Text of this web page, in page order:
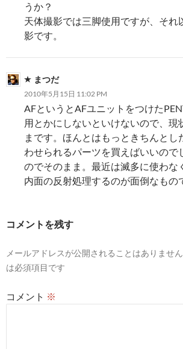
うか？
天体撮影では三脚使用ですが、それ
影です。
まつだ
2010年5月15日 11:02 PM
AFというとAFユニットをつけた
用とかにしないといけないので、現
まです。ほんとはもっときちんとし
わせられるパーツを買えばいいので
のでそのまま。最近は滅多に使わな
内面の反射処理するのが面倒なもの
コメントを残す
メールアドレスが公開されることはありません
は必須項目です
コメント ※